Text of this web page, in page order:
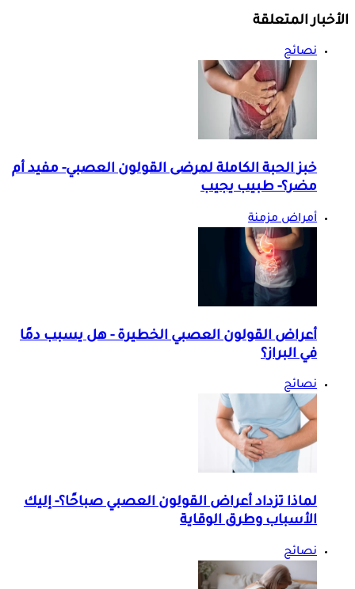
الأخبار المتعلقة
نصائح
خبز الحبة الكاملة لمرضى القولون العصبي- مفيد أم
مضر؟- طبيب يجيب
أمراض مزمنة
أعراض القولون العصبي الخطيرة - هل يسبب دمًا
في البراز؟
نصائح
لماذا تزداد أعراض القولون العصبي صباحًا؟- إليك
الأسباب وطرق الوقاية
نصائح